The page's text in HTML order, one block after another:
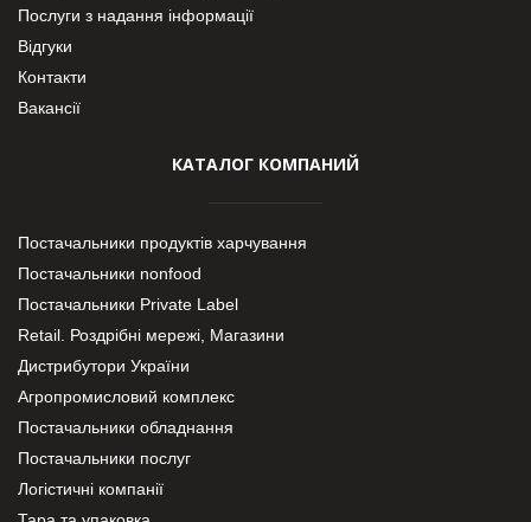
Послуги з надання інформації
Відгуки
Контакти
Вакансії
КАТАЛОГ КОМПАНИЙ
Постачальники продуктів харчування
Постачальники nonfood
Постачальники Private Label
Retail. Роздрібні мережі, Магазини
Дистрибутори України
Агропромисловий комплекс
Постачальники обладнання
Постачальники послуг
Логістичні компанії